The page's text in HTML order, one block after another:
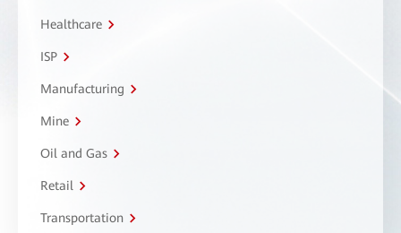
Healthcare
ISP
Manufacturing
Mine
Oil and Gas
Retail
Transportation